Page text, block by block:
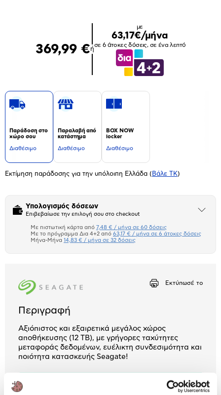
369,99 €ή
με
63,17€/μήνα
σε 6 άτοκες δόσεις, σε ένα λεπτό
Παράδοση στο
χώρο σου
Διαθέσιμο
Παραλαβή από
κατάστημα
Διαθέσιμο
BOX NOW
locker
Διαθέσιμο
Εκτίμηση παράδοσης για την υπόλοιπη Ελλάδα ( Βάλε ΤΚ)
Υπολογισμός δόσεων
Επιβεβαίωσε την επιλογή σου στο checkout
Άνοιξε
Πιστωτική κάρτα
Αριθμός δόσεων
Με πιστωτική κάρτα από 7,48 € / μήνα σε 60 δόσεις
Με το πρόγραμμα Δια 4+2 από 63,17 € / μήνα σε 6 άτοκες δόσεις
Μήνα-Μήνα 14,83 € / μήνα σε 32 δόσεις
Εκτύπωσέ το
Περιγραφή
Αξιόπιστος και εξαιρετικά μεγάλος χώρος
αποθήκευσης (12 TB), με γρήγορες ταχύτητες
μεταφοράς δεδομένων, ευέλικτη συνδεσιμότητα και
ποιότητα κατασκευής Seagate!
3 Έτη εγγύηση ΠΛΑΙΣΙΟ COMPUTERS